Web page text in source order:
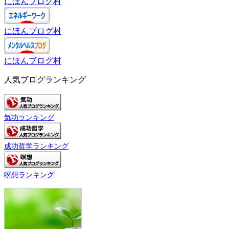
にほんブログ村
にほんブログ村
人気ブログランキング
気功ランキング
成功哲学ランキング
瞑想ランキング